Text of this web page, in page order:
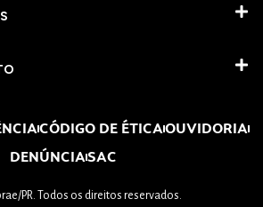
CÓDIGO DE ÉTICAOUVIDORIA
DENÚNCIASAC
PR. Todos os direitos reservados.